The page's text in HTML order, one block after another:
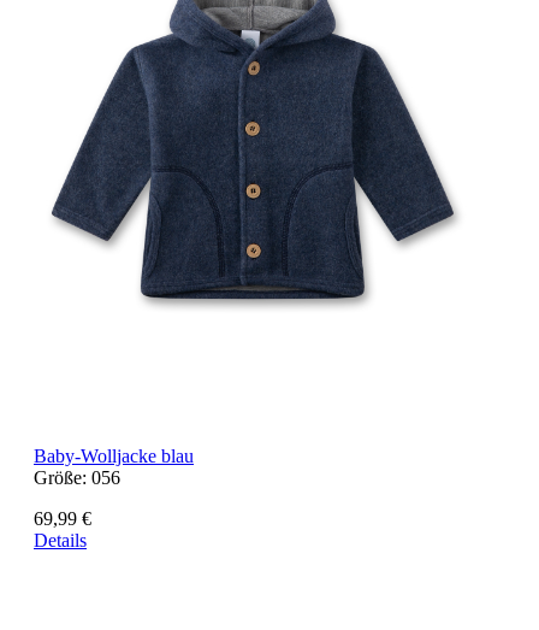
Baby-Wolljacke blau
Größe: 056
69,99 €
Details